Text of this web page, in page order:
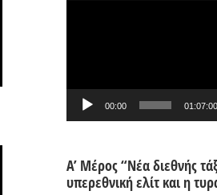
00:00 01:07:00
Α’ Μέρος “Νέα διεθνής
υπερεθνική ελίτ και η